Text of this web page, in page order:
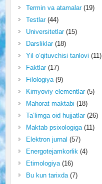
Termin va atamalar(19)
Testlar(44)
Universitetlar(15)
Darsliklar(18)
Yil o‘qituvchisi tanlovi (11)
Faktlar(17)
Filologiya(9)
Kimyoviy elementlar(5)
Mahorat maktabi (18)
Ta’limga oid hujjatlar(26)
Maktab psixologiga(11)
Elektron jurnal (57)
Energotejamkorlik(4)
Etimologiya(16)
Bu kun tarixda(7)